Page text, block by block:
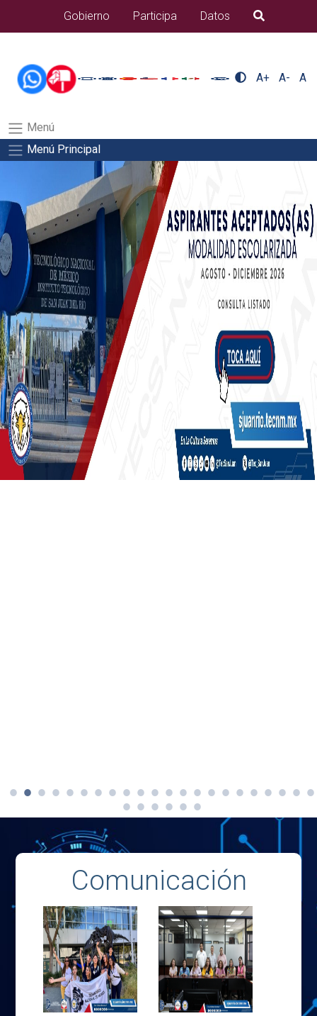
alumnos/titulacionSalida del comando:
Gobierno Participa Datos B�squeda
A+ A- A
Menú
Menú Principal
Comunicación